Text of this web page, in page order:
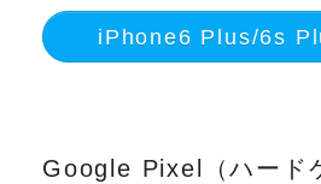
iPhone6 Plus/6s
Google Pixel（ハード